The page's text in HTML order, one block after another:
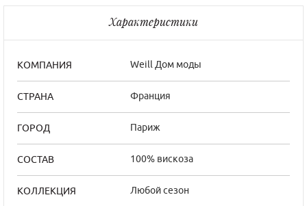
50
44/4
Характеристики
КОМПАНИЯ Weill Дом моды
СТРАНА Франция
ГОРОД Париж
СОСТАВ 100% вискоза
КОЛЛЕКЦИЯ Любой сезон